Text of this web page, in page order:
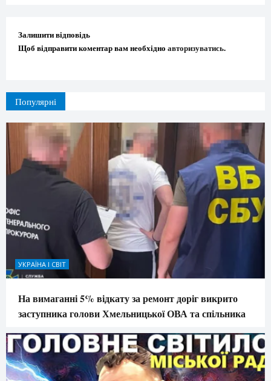
Залишити відповідь
Щоб відправити коментар вам необхідно авторизуватись.
Популярні
УКРАЇНА І СВІТ
На вимаганні 5% відкату за ремонт доріг викрито
заступника голови Хмельницької ОВА та спільника